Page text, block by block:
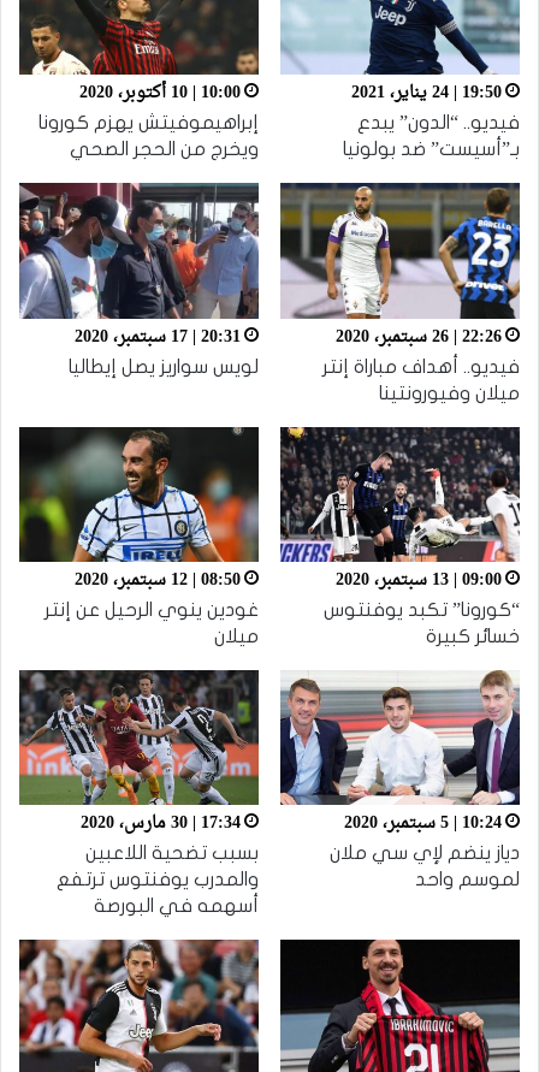
19:50 | 24 يناير، 2021
فيديو.. “الدون” يبدع
بـ”أسيست” ضد بولونيا
10:00 | 10 أكتوبر، 2020
إبراهيموفيتش يهزم كورونا
ويخرج من الحجر الصحي
22:26 | 26 سبتمبر، 2020
فيديو.. أهداف مباراة إنتر
ميلان وفيورونتينا
20:31 | 17 سبتمبر، 2020
لويس سواريز يصل إيطاليا
09:00 | 13 سبتمبر، 2020
“كورونا” تكبد يوفنتوس
خسائر كبيرة
08:50 | 12 سبتمبر، 2020
غودين ينوي الرحيل عن إنتر
ميلان
10:24 | 5 سبتمبر، 2020
دياز ينضم لإي سي ملان
لموسم واحد
17:34 | 30 مارس، 2020
بسبب تضحية اللاعبين
والمدرب يوفنتوس ترتفع
أسهمه في البورصة